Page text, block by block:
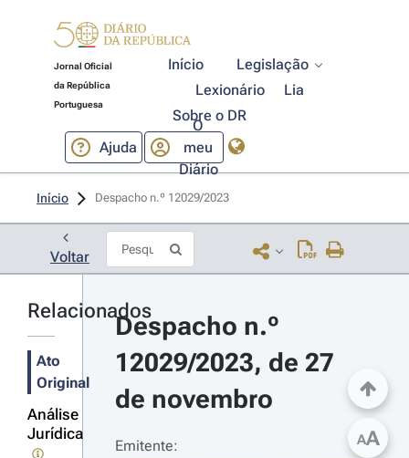
Jornal Oficial
da República
Portuguesa
Início
Legislação
Lexionário
Lia
Sobre o DR
Ajuda
O
meu
Diário
Início Despacho n.º 12029/2023
Voltar
Relacionados
Ato
Original
Análise
Jurídica
Despacho n.º
12029/2023, de 27
de novembro
Emitente:
AA